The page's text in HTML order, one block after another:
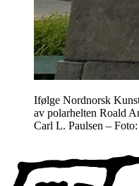
Ifølge Nordnorsk
av polarhelten Roald
Carl L. Paulsen –